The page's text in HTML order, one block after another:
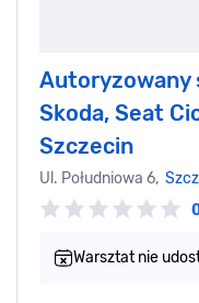
Autoryzowany
Skoda, Seat
Szczecin
Ul. Południowa 6,
Warsztat nie